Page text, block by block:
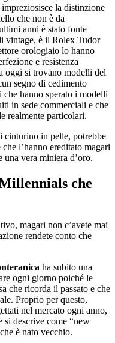
la distinzione
che non è da
anni è stato fonte
vintage, è il Rolex Tudor
orologiaio lo hanno
e resistenza
oggi si trovano modelli del
segno di cedimento
che hanno sperato i modelli
in sede commerciali e che
realmente particolari.
cinturino in pelle, potrebbe
l’hanno ereditato magari
vera miniera d’oro.
che
magari non c’avete mai
rendete conto che
ha subito una
ogni giorno poiché le
che ricorda il passato e che
Proprio per questo,
nel mercato ogni anno,
si descrive come “new
è nato vecchio.